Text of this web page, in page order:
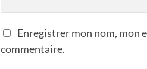
Enregistrer mon nom, mon
commentaire.